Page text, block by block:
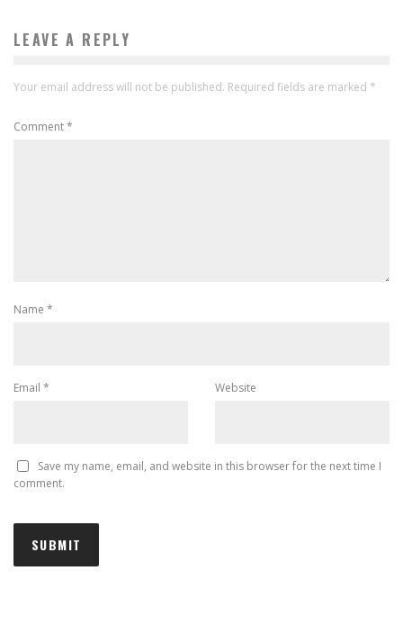
LEAVE A REPLY
Your email address will not be published. Required fields are marked *
Comment*
Name *
Email * Website
Save my name, email, and website in this browser for the next time I
comment.